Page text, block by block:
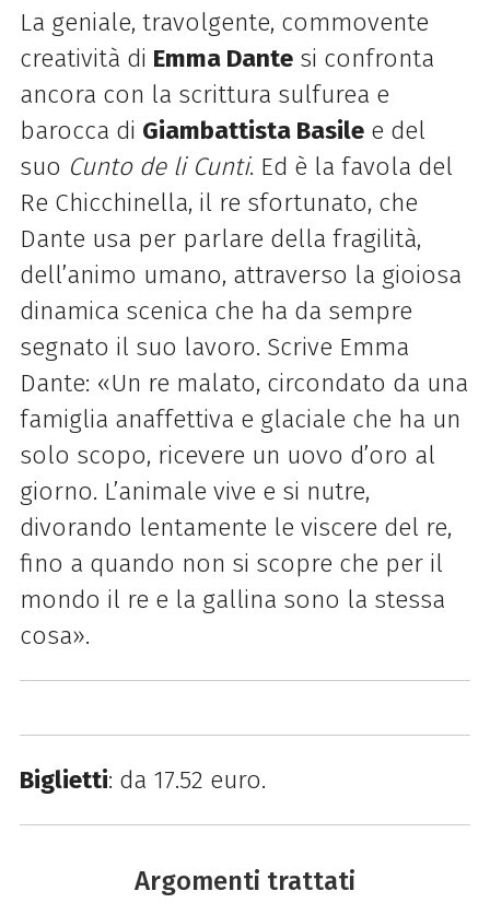
La geniale, travolgente, commovente
creatività di Emma Dantesi confronta
ancora con la scrittura sulfurea e
barocca di Giambattista Basilee del
suo Cunto de li Cunti. Ed è la favola del
Re Chicchinella, il re sfortunato, che
Dante usa per parlare della fragilità,
dell’animo umano, attraverso la gioiosa
dinamica scenica che ha da sempre
segnato il suo lavoro. Scrive Emma
Dante: «Un re malato, circondato da una
famiglia anaffettiva e glaciale che ha un
solo scopo, ricevere un uovo d’oro al
giorno. L’animale vive e si nutre,
divorando lentamente le viscere del re,
fino a quando non si scopre che per il
mondo il re e la gallina sono la stessa
cosa».
Biglietti: da 17.52 euro.
Argomenti trattati